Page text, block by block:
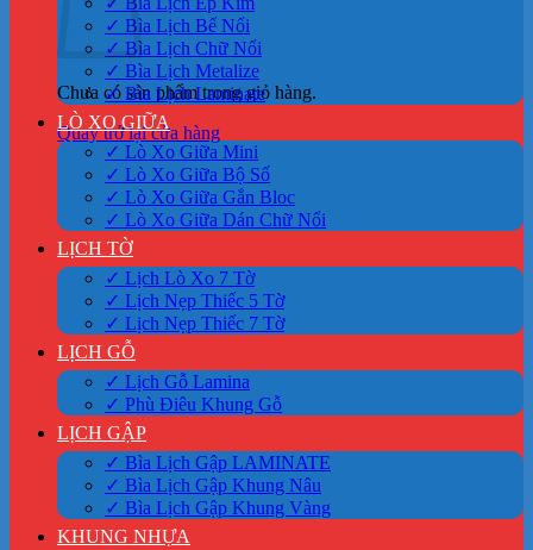
Chưa có sản phẩm trong giỏ hàng.
Quay trở lại cửa hàng
✓ Bìa Lịch Bế Nổi
✓ Bìa Lịch Chữ Nổi
✓ Bìa Lịch Metalize
✓ Bìa Lịch Laminate
LÒ XO GIỮA
✓ Lò Xo Giữa Mini
✓ Lò Xo Giữa Bộ Số
✓ Lò Xo Giữa Gắn Bloc
✓ Lò Xo Giữa Dán Chữ Nổi
LỊCH TỜ
✓ Lịch Lò Xo 7 Tờ
✓ Lịch Nẹp Thiếc 5 Tờ
✓ Lịch Nẹp Thiếc 7 Tờ
LỊCH GỖ
✓ Lịch Gỗ Lamina
✓ Phù Điêu Khung Gỗ
LỊCH GẬP
✓ Bìa Lịch Gập LAMINATE
✓ Bìa Lịch Gập Khung Nâu
✓ Bìa Lịch Gập Khung Vàng
KHUNG NHỰA